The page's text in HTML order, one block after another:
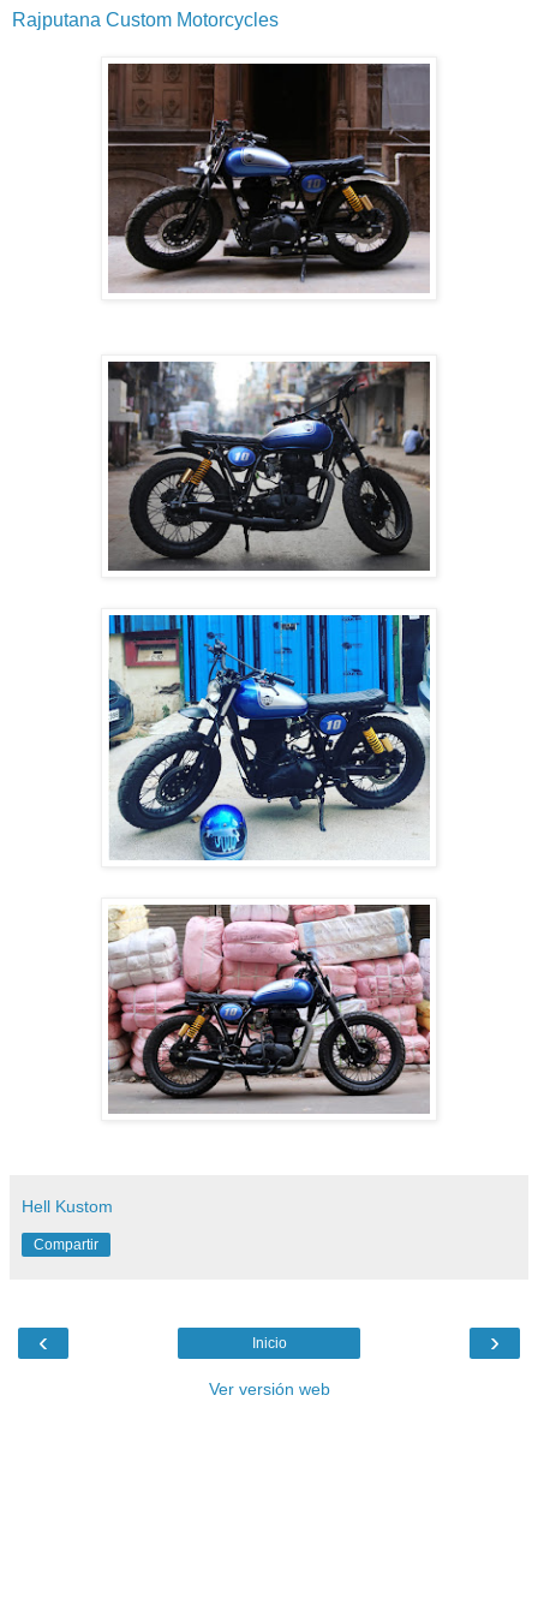
Rajputana Custom Motorcycles
Hell Kustom
Compartir
‹ ›
Inicio
Ver versión web